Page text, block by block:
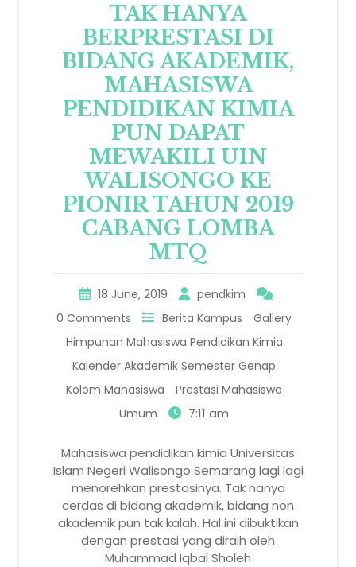
TAK HANYA
BERPRESTASI DI
BIDANG AKADEMIK,
MAHASISWA
PENDIDIKAN KIMIA
PUN DAPAT
MEWAKILI UIN
WALISONGO KE
PIONIR TAHUN 2019
CABANG LOMBA
MTQ
18 June, 2019
pendkim
0 Comments
Berita Kampus
Gallery
Himpunan Mahasiswa Pendidikan Kimia
Kalender Akademik Semester Genap
Kolom Mahasiswa
Prestasi Mahasiswa
Umum
7:11 am
Mahasiswa pendidikan kimia Universitas
Islam Negeri Walisongo Semarang lagi lagi
menorehkan prestasinya. Tak hanya
cerdas di bidang akademik, bidang non
akademik pun tak kalah. Hal ini dibuktikan
dengan prestasi yang diraih oleh
Muhammad Iqbal Sholeh